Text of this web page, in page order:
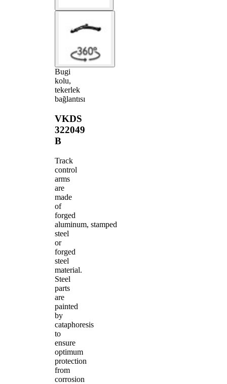
Bugi
kolu,
tekerlek
bağlantısı
VKDS
322049
B
Track
control
arms
are
made
of
forged
aluminum, stamped
steel
or
forged
steel
material.
Steel
parts
are
painted
by
cataphoresis
to
ensure
optimum
protection
from
corrosion